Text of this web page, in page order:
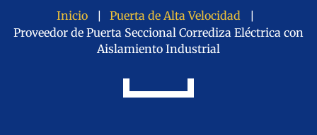
Inicio
Puerta de Alta Velocidad
Proveedor de Puerta Seccional Corrediza Eléctrica con
Aislamiento Industrial